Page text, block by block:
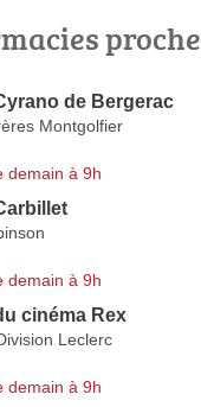
de Bergerac
Montgolfier
demain à 9h
demain à 9h
cinéma Rex
Leclerc
demain à 9h